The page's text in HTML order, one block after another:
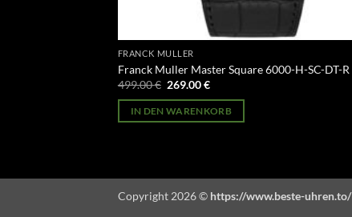
FRANCK MULLER
Franck Muller Master Square 6000-H-SC-DT-R
499.00€ Ursprünglicher
war:
499.00 €
269.00€Aktueller
ist:
269.00 €.
IN DEN WARENKORB
Copyright 2026 © https://www.beste-uhren.to/